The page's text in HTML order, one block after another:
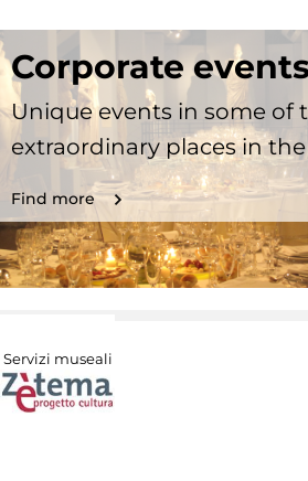
Corporate
Unique events in some of
extraordinary places in
Find more
Servizi museali